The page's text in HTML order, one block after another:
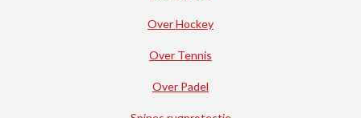
Over Hockey
Over Tennis
Over Padel